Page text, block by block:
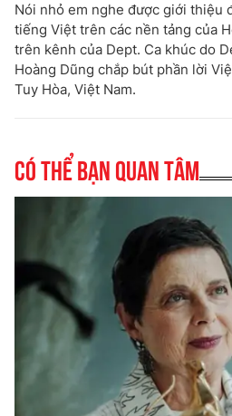
Nói nhỏ em nghe được giới thiệu
tiếng Việt trên các nền tảng của
trên kênh của Dept. Ca khúc do
Hoàng Dũng chắp bút phần lời
Tuy Hòa, Việt Nam.
Có thể bạn quan tâm